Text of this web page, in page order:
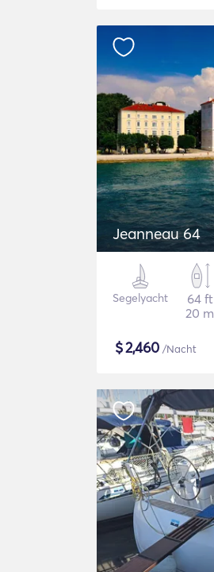
Jeanneau 64
Segelyacht
64 ft
20 m
$2,460 /Nacht